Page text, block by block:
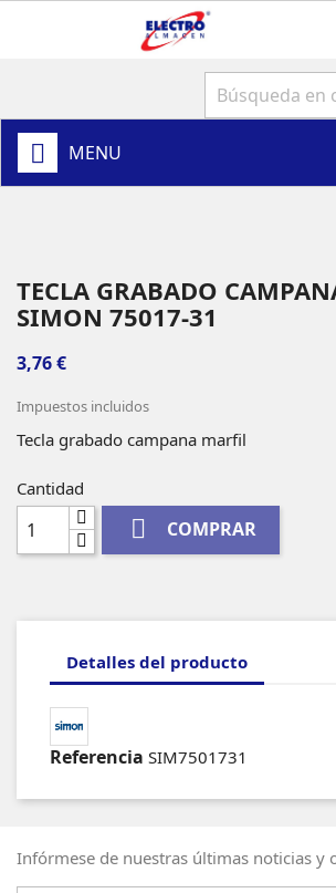
MENU
TECLA GRABADO
SIMON 75017-31
3,76 €
Impuestos incluidos
Tecla grabado campana marfil
Cantidad
 COMPRAR
Detalles del producto
Referencia SIM7501731
Infórmese de nuestras últimas noticias y